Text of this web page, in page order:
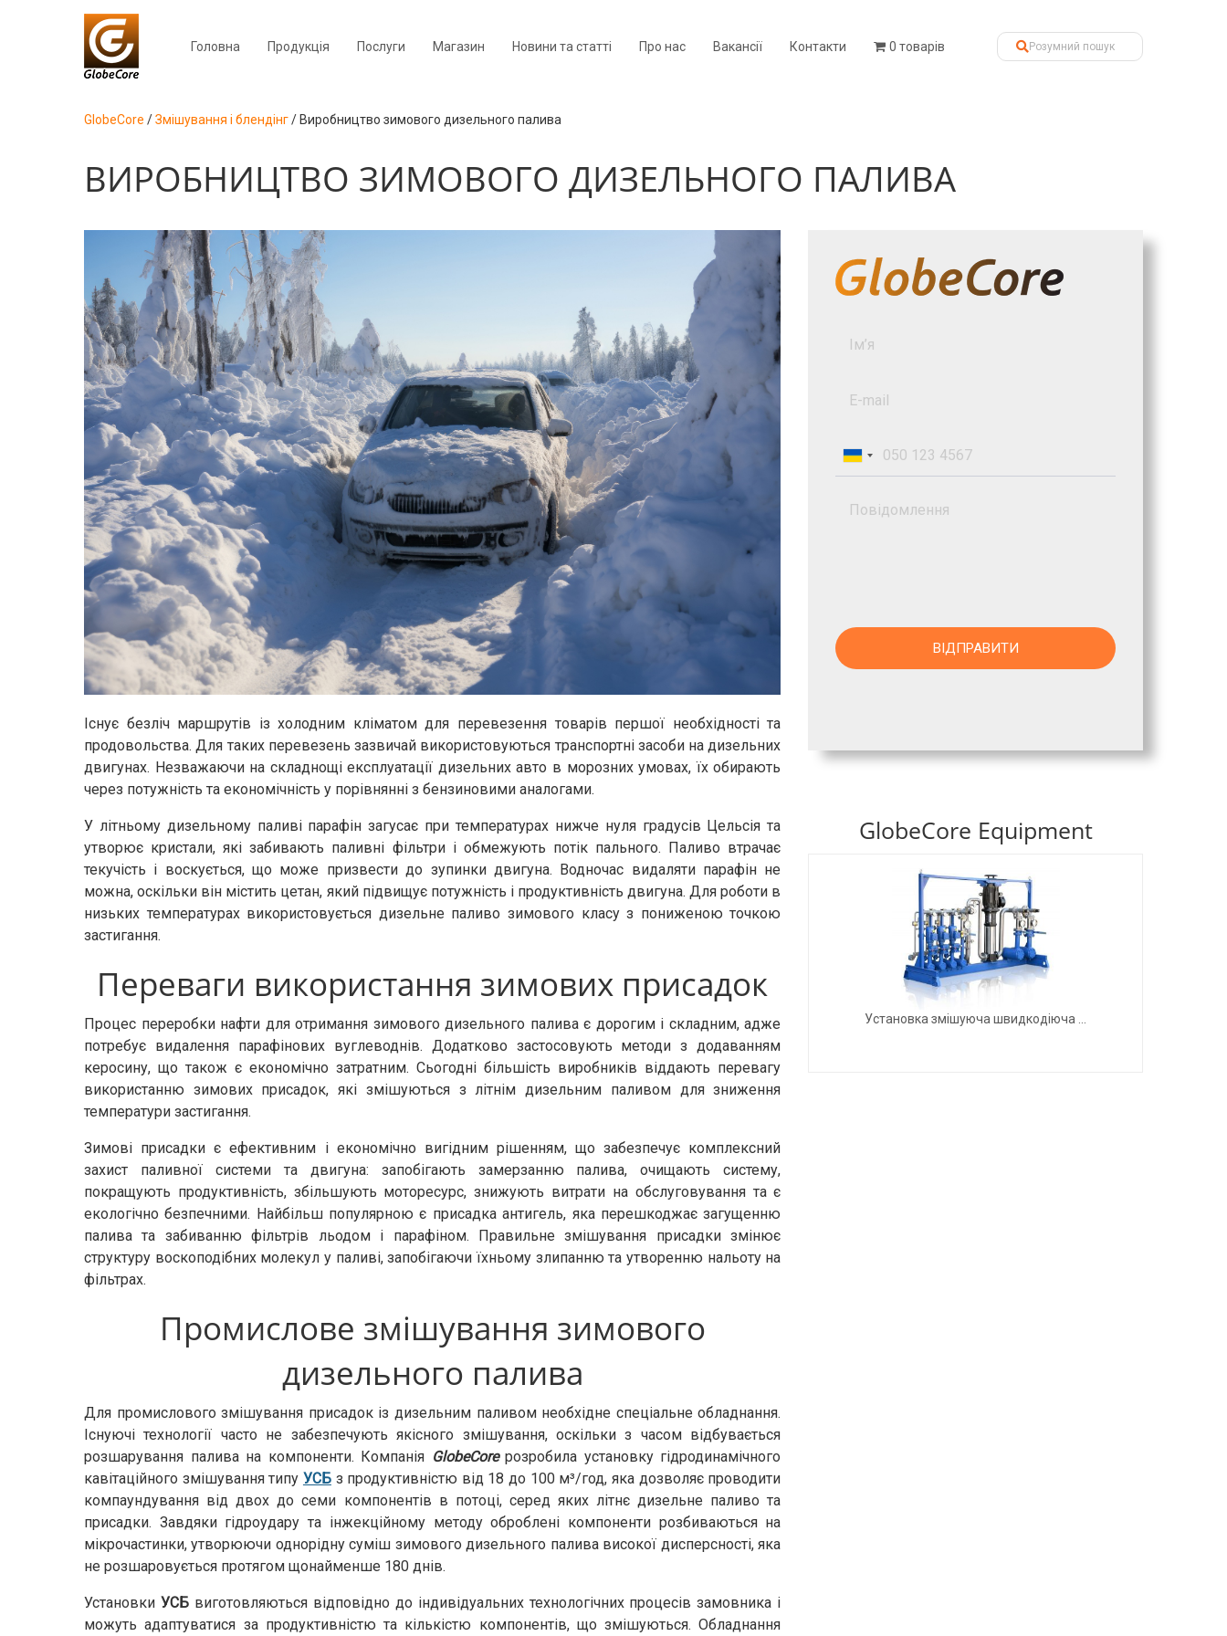
Головна Продукція Послуги Магазин Новини та статті Про нас Вакансії Контакти 0 товарів
GlobeCore /Змішування і блендінг/ Виробництво зимового дизельного палива
ВИРОБНИЦТВО ЗИМОВОГО ДИЗЕЛЬНОГО ПАЛИВА
Існує безліч маршрутів із холодним кліматом для перевезення товарів першої необхідності та
продовольства. Для таких перевезень зазвичай використовуються транспортні засоби на дизельних
двигунах. Незважаючи на складнощі експлуатації дизельних авто в морозних умовах, їх обирають
через потужність та економічність у порівнянні з бензиновими аналогами.
У літньому дизельному паливі парафін загусає при температурах нижче нуля градусів Цельсія та
утворює кристали, які забивають паливні фільтри і обмежують потік пального. Паливо втрачає
текучість і воскується, що може призвести до зупинки двигуна. Водночас видаляти парафін не
можна, оскільки він містить цетан, який підвищує потужність і продуктивність двигуна. Для роботи в
низьких температурах використовується дизельне паливо зимового класу з пониженою точкою
застигання.
Переваги використання зимових присадок
Процес переробки нафти для отримання зимового дизельного палива є дорогим і складним, адже
потребує видалення парафінових вуглеводнів. Додатково застосовують методи з додаванням
керосину, що також є економічно затратним. Сьогодні більшість виробників віддають перевагу
використанню зимових присадок, які змішуються з літнім дизельним паливом для зниження
температури застигання.
Зимові присадки є ефективним і економічно вигідним рішенням, що забезпечує комплексний
захист паливної системи та двигуна: запобігають замерзанню палива, очищають систему,
покращують продуктивність, збільшують моторесурс, знижують витрати на обслуговування та є
екологічно безпечними. Найбільш популярною є присадка антигель, яка перешкоджає загущенню
палива та забиванню фільтрів льодом і парафіном. Правильне змішування присадки змінює
структуру воскоподібних молекул у паливі, запобігаючи їхньому злипанню та утворенню нальоту на
фільтрах.
Промислове змішування зимового
дизельного палива
Для промислового змішування присадок із дизельним паливом необхідне спеціальне обладнання.
Існуючі технології часто не забезпечують якісного змішування, оскільки з часом відбувається
розшарування палива на компоненти. Компанія GlobeCoreрозробила установку гідродинамічного
кавітаційного змішування типу УСБз продуктивністю від 18 до 100 м³/год, яка дозволяє проводити
компаундування від двох до семи компонентів в потоці, серед яких літнє дизельне паливо та
присадки. Завдяки гідроудару та інжекційному методу оброблені компоненти розбиваються на
мікрочастинки, утворюючи однорідну суміш зимового дизельного палива високої дисперсності, яка
не розшаровується протягом щонайменше 180 днів.
Установки УСБвиготовляються відповідно до індивідуальних технологічних процесів замовника і
можуть адаптуватися за продуктивністю та кількістю компонентів, що змішуються. Обладнання
GlobeCore Equipment
Установка змішуюча швидкодіюча ...